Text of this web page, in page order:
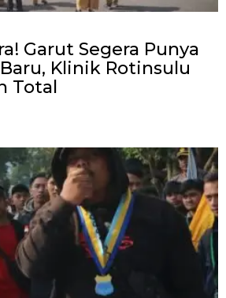
Garut Segera Punya
Klinik Rotinsulu
Total